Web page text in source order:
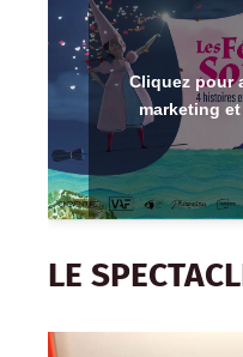
Cliquez pour
marketing
LE